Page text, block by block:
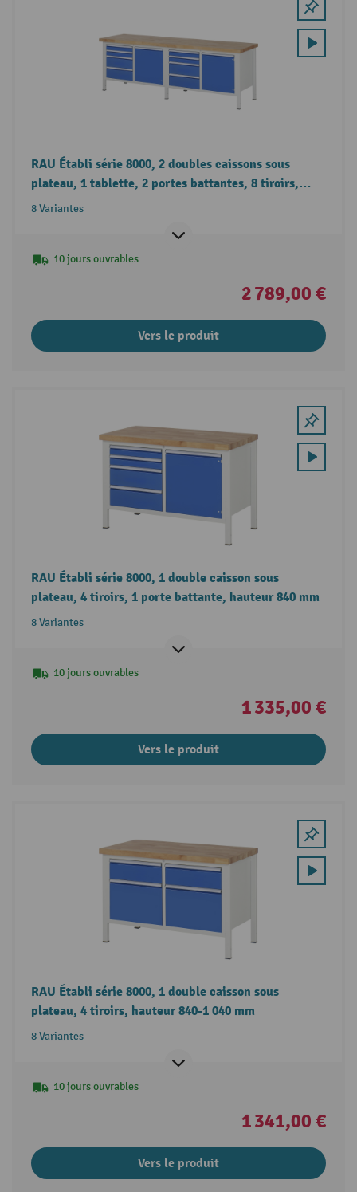
RAU Établi série 8000, 2 doubles caissons sous
plateau, 1 tablette, 2 portes battantes, 8 tiroirs,
hauteur 840-1 040 mm
8 Variantes
10 jours ouvrables
2 789,00 €
Vers le produit
RAU Établi série 8000, 1 double caisson sous
plateau, 4 tiroirs, 1 porte battante, hauteur 840 mm
8 Variantes
10 jours ouvrables
1 335,00 €
Vers le produit
RAU Établi série 8000, 1 double caisson sous
plateau, 4 tiroirs, hauteur 840-1 040 mm
8 Variantes
10 jours ouvrables
1 341,00 €
Vers le produit